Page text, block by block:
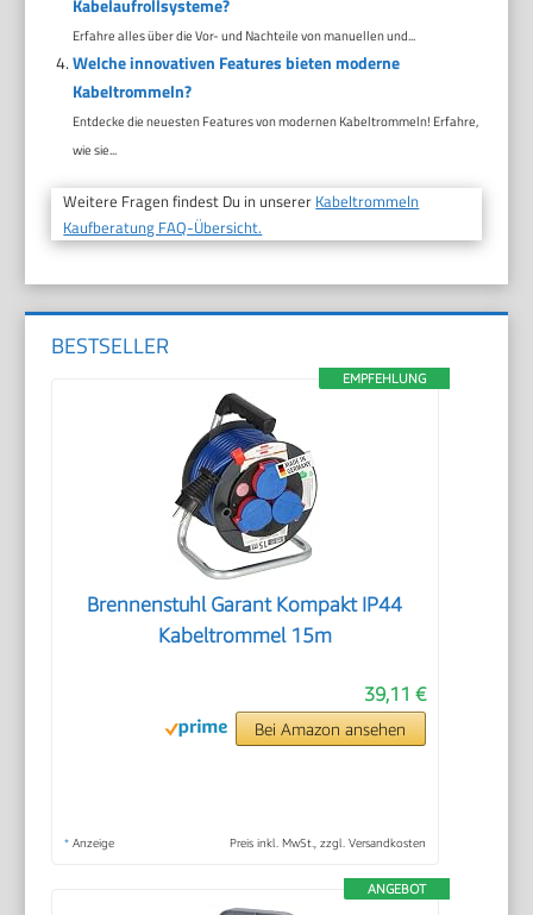
Kabelaufrollsysteme?
Erfahre alles über die Vor- und Nachteile von manuellen und...
Welche innovativen Features bieten moderne
Kabeltrommeln?
Entdecke die neuesten Features von modernen Kabeltrommeln! Erfahre,
wie sie...
Weitere Fragen findest Du in unserer Kabeltrommeln
Kaufberatung FAQ-Übersicht.
BESTSELLER
EMPFEHLUNG
Brennenstuhl Garant Kompakt IP44
Kabeltrommel 15m
39,11 €
Bei Amazon ansehen
* Anzeige Preis inkl. MwSt., zzgl. Versandkosten
ANGEBOT